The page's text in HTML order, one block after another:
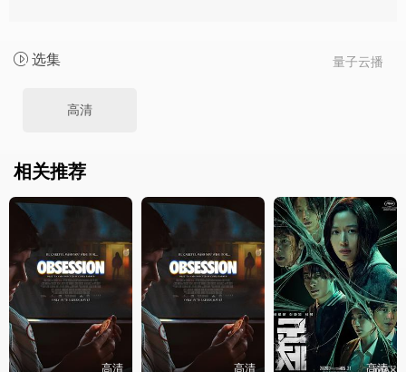
量子云播
选集
高清
相关推荐
高清 高清 高清